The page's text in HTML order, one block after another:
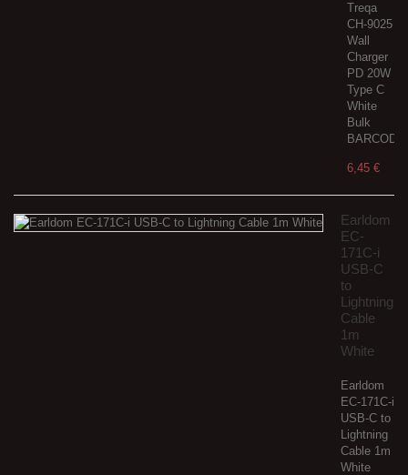
Treqa
CH-9025
Wall
Charger
PD 20W
Type C
White
Bulk
6,45 €
Earldom
EC-
171C-i
USB-C
to
Lightning
Cable
1m
White
Earldom
EC-171C-i
USB-C to
Lightning
Cable 1m
White